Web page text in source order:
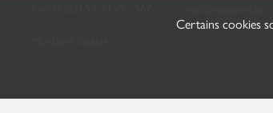
Certains cookies